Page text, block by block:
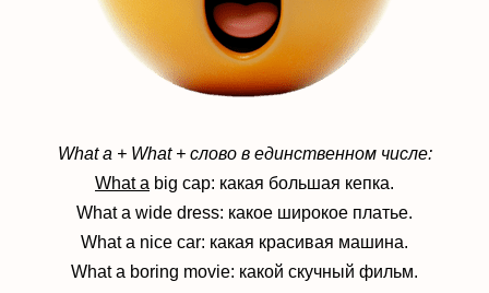
What a + What + слово в единственном числе:
What a big cap: какая большая кепка.
What a wide dress: какое широкое платье.
What a nice car: какая красивая машина.
What a boring movie: какой скучный фильм.